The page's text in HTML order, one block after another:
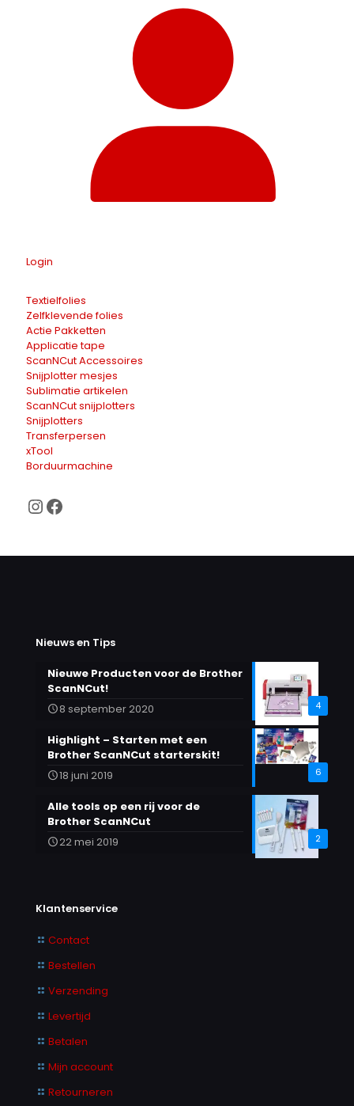
Login
Textielfolies
Zelfklevende folies
Actie Pakketten
Applicatie tape
ScanNCut Accessoires
Snijplotter mesjes
Sublimatie artikelen
ScanNCut snijplotters
Snijplotters
Transferpersen
xTool
Borduurmachine
Instagram
Facebook
Nieuws en Tips
4
Nieuwe Producten voor de Brother
ScanNCut!
8 september 2020
6
Highlight – Starten met een
Brother ScanNCut starterskit!
18 juni 2019
2
Alle tools op een rij voor de
Brother ScanNCut
22 mei 2019
Klantenservice
Contact
Bestellen
Verzending
Levertijd
Betalen
Mijn account
Retourneren